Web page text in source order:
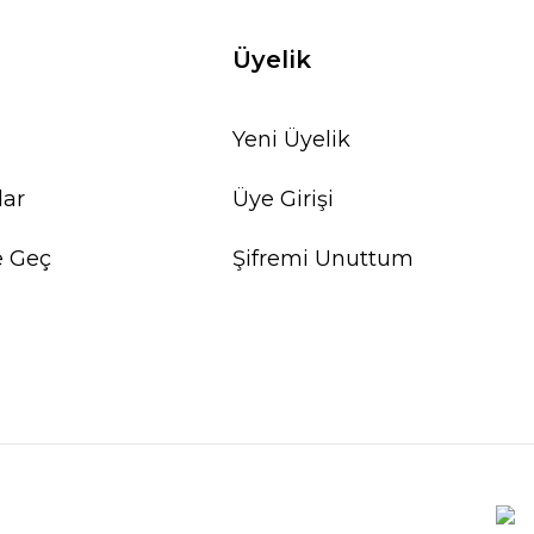
Geç
Üyelik
Yeni Üyelik
Üye Girişi
Şifremi Unuttum